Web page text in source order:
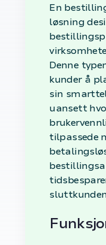
En
løsning
Denne
kunder å
sin
uansett
tilpassede